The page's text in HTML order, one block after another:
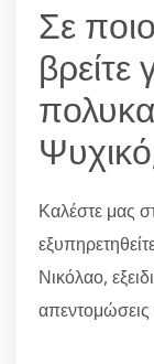
Σε
βρείτε
Καλέστε μας
Νικόλαο,